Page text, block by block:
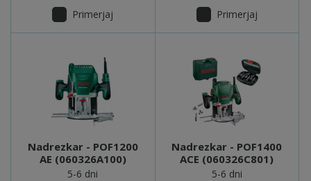
Primerjaj Primerjaj
Nadrezkar - POF1200
AE (060326A100)
5-6 dni
Nadrezkar - POF1400
ACE (060326C801)
5-6 dni